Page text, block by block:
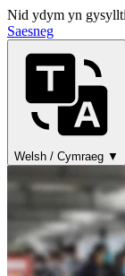
Nid ydym yn
Saesneg
Welsh / Cymraeg ▼